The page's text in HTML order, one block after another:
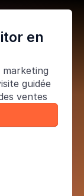
en
guidée
ventes